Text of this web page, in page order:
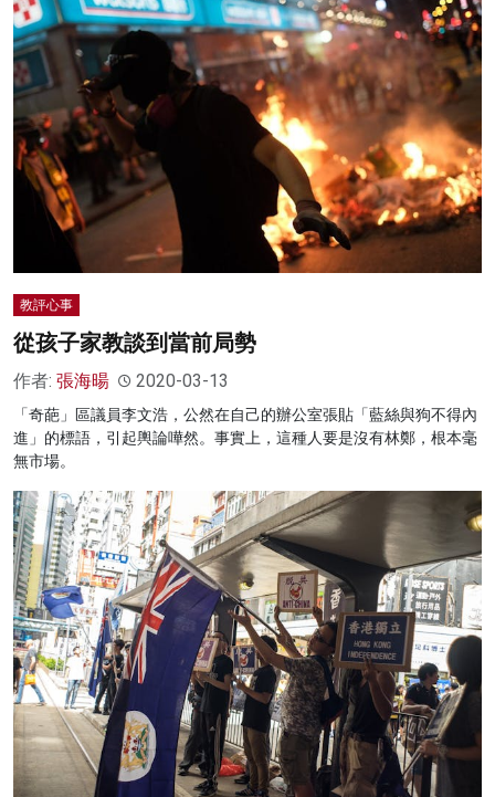
教評心事
從孩子家教談到當前局勢
作者: 張海暘 2020-03-13
「奇葩」區議員李文浩，公然在自己的辦公室張貼「藍絲與狗不得內
進」的標語，引起輿論嘩然。事實上，這種人要是沒有林鄭，根本毫
無市場。